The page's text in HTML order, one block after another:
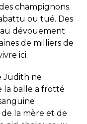
champignons.
ou tué. Des
dévouement
de milliers de
ici.
Judith ne
la balle a frotté
la mère et de